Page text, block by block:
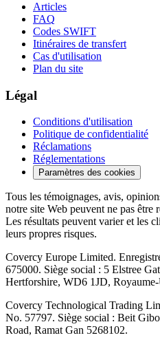
Articles
FAQ
Codes SWIFT
Itinéraires de transfert
Cas d'utilisation
Plan du site
Légal
Conditions d'utilisation
Politique de confidentialité
Réclamations
Réglementations
Paramètres des cookies
Tous les témoignages, avis,
notre site Web peuvent ne pas être
Les résultats peuvent varier et les
leurs propres risques.
Covercy Europe Limited.
675000. Siège social : 5 Elstree
Hertforshire, WD6 1JD,
Covercy Technological Trading
No. 57797. Siège social : Beit
Road, Ramat Gan 5268102.